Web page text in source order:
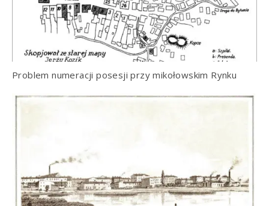
Problem numeracji posesji przy mikołowskim Rynku